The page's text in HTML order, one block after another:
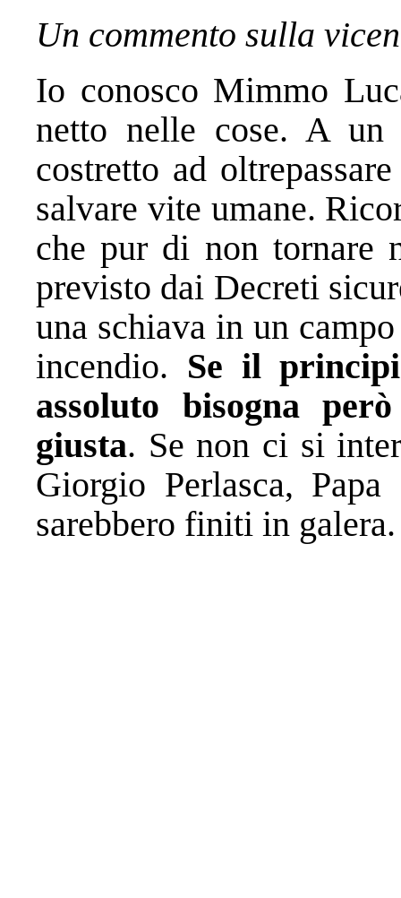
Un commento sulla
Io conosco Mimmo
netto nelle cose. A un
costretto ad
salvare vite umane.
che pur di non tornare
previsto dai Decreti
una schiava in un
incendio. Se il
assoluto bisogna
giusta. Se non ci si
Giorgio Perlasca,
sarebbero finiti in galera.